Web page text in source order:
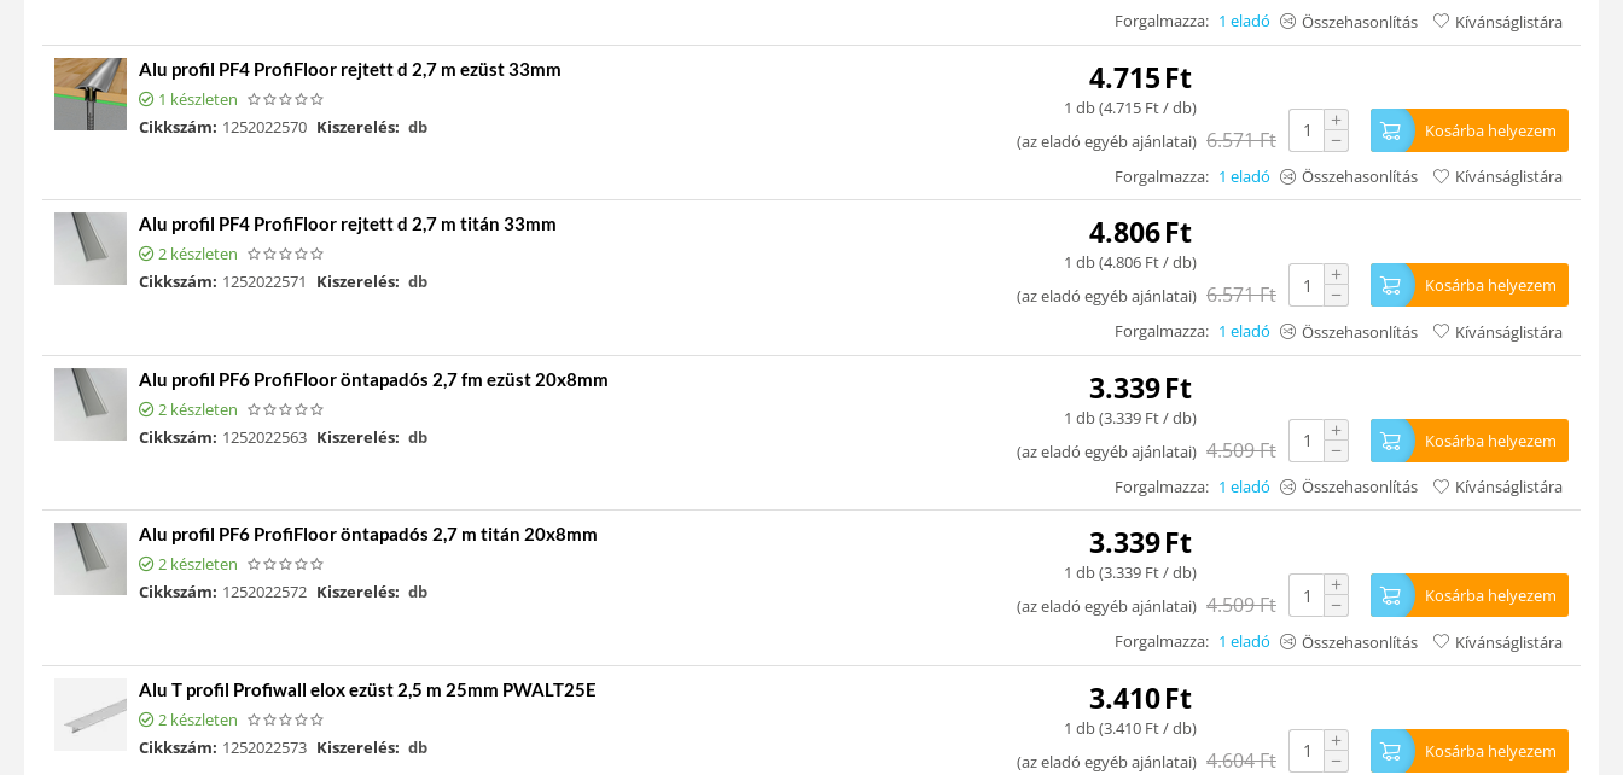
Forgalmazza: 1 eladó Összehasonlítás Kívánságlistára
Alu profil PF4 ProfiFloor rejtett d 2,7 m ezüst 33mm
1 készleten
Cikkszám: 1252022570 Kiszerelés: db
4.715Ft
1 db (4.715 Ft/ db)
(az eladó egyéb ajánlatai) 6.571Ft
+
− Kosárba helyezem
Forgalmazza: 1 eladó Összehasonlítás Kívánságlistára
Alu profil PF4 ProfiFloor rejtett d 2,7 m titán 33mm
2 készleten
Cikkszám: 1252022571 Kiszerelés: db
4.806Ft
1 db (4.806 Ft/ db)
(az eladó egyéb ajánlatai) 6.571Ft
+
− Kosárba helyezem
Forgalmazza: 1 eladó Összehasonlítás Kívánságlistára
Alu profil PF6 ProfiFloor öntapadós 2,7 fm ezüst 20x8mm
2 készleten
Cikkszám: 1252022563 Kiszerelés: db
3.339Ft
1 db (3.339 Ft/ db)
(az eladó egyéb ajánlatai) 4.509Ft
+
− Kosárba helyezem
Forgalmazza: 1 eladó Összehasonlítás Kívánságlistára
Alu profil PF6 ProfiFloor öntapadós 2,7 m titán 20x8mm
2 készleten
Cikkszám: 1252022572 Kiszerelés: db
3.339Ft
1 db (3.339 Ft/ db)
(az eladó egyéb ajánlatai) 4.509Ft
+
− Kosárba helyezem
Forgalmazza: 1 eladó Összehasonlítás Kívánságlistára
Alu T profil Profiwall elox ezüst 2,5 m 25mm PWALT25E
2 készleten
Cikkszám: 1252022573 Kiszerelés: db
3.410Ft
1 db (3.410 Ft/ db)
(az eladó egyéb ajánlatai) 4.604Ft
+
− Kosárba helyezem